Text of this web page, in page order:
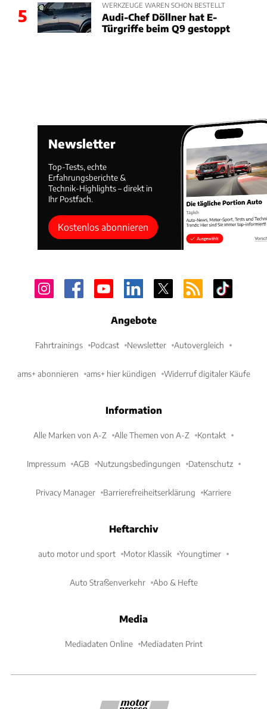
5
WERKZEUGE WAREN SCHON BESTELLT
Audi-Chef Döllner hat E-
Türgriffe beim Q9 gestoppt
Newsletter
Top-Tests, echte
Erfahrungsberichte &
Technik-Highlights – direkt in
Ihr Postfach.
Kostenlos abonnieren
Angebote
Fahrtrainings Podcast Newsletter Autovergleich
ams+ abonnieren ams+ hier kündigen Widerruf digitaler Käufe
Information
Alle Marken von A-Z Alle Themen von A-Z Kontakt
Impressum AGB Nutzungsbedingungen Datenschutz
Privacy Manager Barrierefreiheitserklärung Karriere
Heftarchiv
auto motor und sport Motor Klassik Youngtimer
Auto Straßenverkehr Abo & Hefte
Media
Mediadaten Online Mediadaten Print